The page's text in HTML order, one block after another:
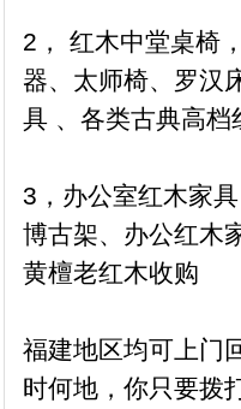
2， 红木中堂桌椅
器、太师椅、罗汉
具 、各类古典高档
3，办公室红木家
博古架、办公红木
黄檀老红木收购
福建地区均可上门
时何地，你只要拨